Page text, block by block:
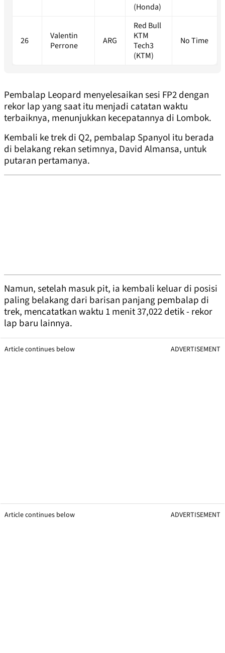
(Honda)
26
Valentin
Perrone
ARG
Red Bull
KTM
Tech3
(KTM)
No Time
Pembalap Leopard menyelesaikan sesi FP2 dengan
rekor lap yang saat itu menjadi catatan waktu
terbaiknya, menunjukkan kecepatannya di Lombok.
Kembali ke trek di Q2, pembalap Spanyol itu berada
di belakang rekan setimnya, David Almansa, untuk
putaran pertamanya.
Namun, setelah masuk pit, ia kembali keluar di posisi
paling belakang dari barisan panjang pembalap di
trek, mencatatkan waktu 1 menit 37,022 detik - rekor
lap baru lainnya.
Article continues below ADVERTISEMENT
Article continues below ADVERTISEMENT